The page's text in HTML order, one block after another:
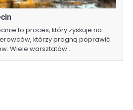
to proces, który zyskuje na
którzy pragną poprawić
Wiele warsztatów…